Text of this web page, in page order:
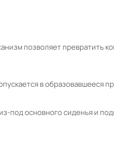
позволяет превратить
в образовавшееся
под основного сиденья и